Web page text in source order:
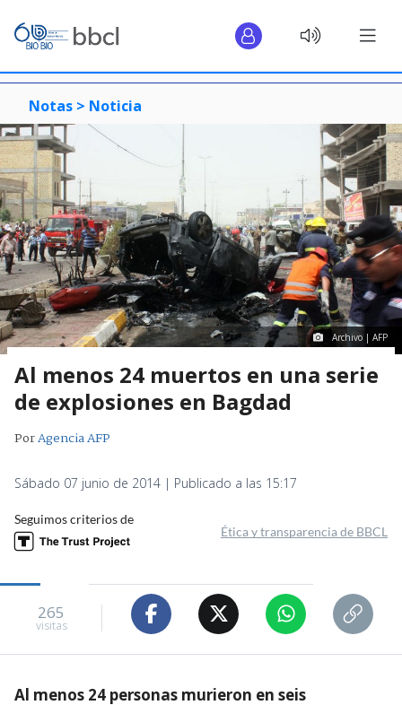
Notas > Noticia
Archivo | AFP
Al menos 24 muertos en una serie
de explosiones en Bagdad
PorAgencia AFP
Sábado 07 junio de 2014 | Publicado a las 15:17
Seguimos criterios de
Ética y transparencia de BBCL
265
visitas
Al menos 24 personas murieron en seis